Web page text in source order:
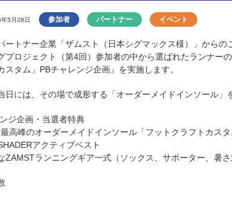
5月28日 参加者 パートナー イベント
ートナー企業「ザムスト（日本シグマックス様）」からの
プロジェクト（第4回）参加者の中から選ばれたランナー
スタム」PBチャレンジ企画』を実施します。
日には、その場で成形する「オーダーメイドインソール」
ジ企画・当選者特典
最高峰のオーダーメイドインソール「フットクラフトカス
アクティブベスト
ZAMSTランニングギア一式（ソックス、サポーター、暑